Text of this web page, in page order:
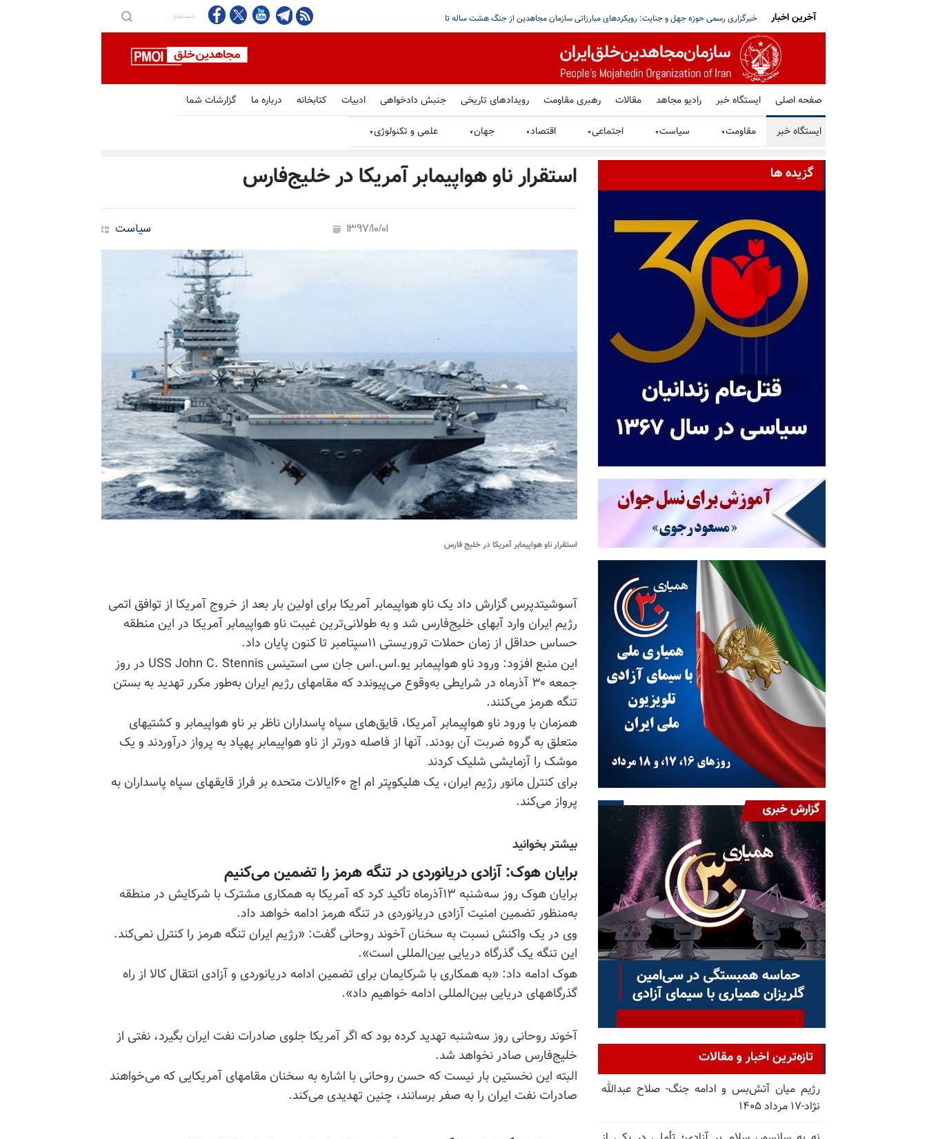
برگزاری میز کتاب توسط هواداران سازمان مجاهدین در گرامیداشت یاد شهیدان قیام سراسری در پاریس آخرین اخبار
صفحه اصلی ایستگاه خبر رادیو مجاهد مقالات رهبری مقاومت رویدادهای تاریخی جنبش دادخواهی ادبیات کتابخانه درباره ما گزارشات شما
ایستگاه خبر مقاومت▼ سیاست▼ اجتماعی▼ اقتصاد▼ جهان▼ علمی و تکنولوژی▼
استقرار ناو هواپیمابر آمریکا در خلیج‌فارس
سیاست 1397/10/01
استقرار ناو هواپیمابر آمریکا در خلیج فارس
آسوشیتدپرس گزارش داد یک ناو هواپیمابر آمریکا برای اولین بار بعد از خروج آمریکا از توافق اتمی
رژیم ایران وارد آبهای خلیج‌فارس شد و به طولانی‌ترین غیبت ناو هواپیمابر آمریکا در این منطقه
حساس حداقل از زمان حملات تروریستی ۱۱سپتامبر تا کنون پایان داد.
این منبع افزود: ورود ناو هواپیمابر یو.اس.اس جان سی استینس USS John C. Stennis در روز
جمعه ۳۰ آذرماه در شرایطی به‌وقوع می‌پیوندد که مقامهای رژیم ایران به‌طور مکرر تهدید به بستن
تنگه هرمز می‌کنند.
همزمان با ورود ناو هواپیمابر آمریکا، قایق‌های سپاه پاسداران ناظر بر ناو هواپیمابر و کشتیهای
متعلق به گروه ضربت آن بودند. آنها از فاصله دورتر از ناو هواپیمابر پهپاد به پرواز درآوردند و یک
موشک را آزمایشی شلیک کردند
برای کنترل مانور رژیم ایران، یک هلیکوپتر ام اچ ۶۰ایالات متحده بر فراز قایقهای سپاه پاسداران به
پرواز می‌کند.
بیشتر بخوانید
برایان هوک: آزادی دریانوردی در تنگه هرمز را تضمین می‌کنیم
برایان هوک روز سه‌شنبه ۱۳آذرماه تأکید کرد که آمریکا به همکاری مشترک با شرکایش در منطقه
به‌منظور تضمین امنیت آزادی دریانوردی در تنگه هرمز ادامه خواهد داد.
وی در یک واکنش نسبت به سخنان آخوند روحانی گفت: «رژیم ایران تنگه هرمز را کنترل نمی‌کند.
این تنگه یک گذرگاه دریایی بین‌المللی است».
هوک ادامه داد: «به همکاری با شرکایمان برای تضمین ادامه دریانوردی و آزادی انتقال کالا از راه
گذرگاههای دریایی بین‌المللی ادامه خواهیم داد».
آخوند روحانی روز سه‌شنبه تهدید کرده بود که اگر آمریکا جلوی صادرات نفت ایران بگیرد، نفتی از
خلیج‌فارس صادر نخواهد شد.
البته این نخستین بار نیست که حسن روحانی با اشاره به سخنان مقامهای آمریکایی که می‌خواهند
صادرات نفت ایران را به صفر برسانند، چنین تهدیدی می‌کند.
گزیده ها
تازه‌ترین اخبار و مقالات
رژیم میان آتش‌بس و ادامه جنگ- صلاح عبدالله
نژاد-۱۷ مرداد ۱۴۰۵